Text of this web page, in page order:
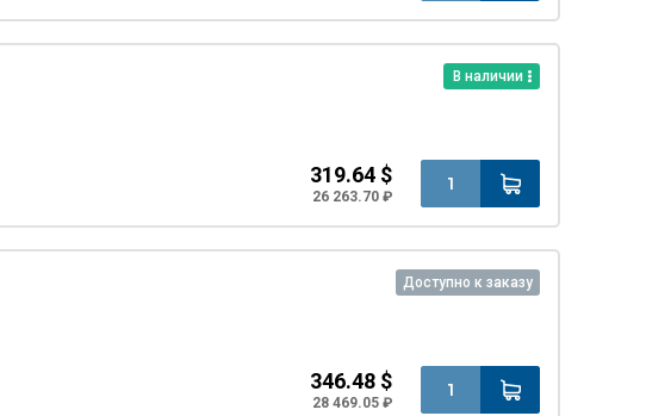
В наличии
319.64 $
26 263.70 ₽
Доступно к заказу
346.48 $
28 469.05 ₽